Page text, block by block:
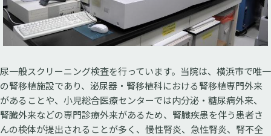
尿一般スクリーニング検査を行っています。当院は、横浜市で唯一
の腎移植施設であり、泌尿器・腎移植科における腎移植専門外来
があることや、小児総合医療センターでは内分泌・糖尿病外来、
腎臓外来などの専門診療外来があるため、腎臓疾患を伴う患者さ
んの検体が提出されることが多く、慢性腎炎、急性腎炎、腎不全